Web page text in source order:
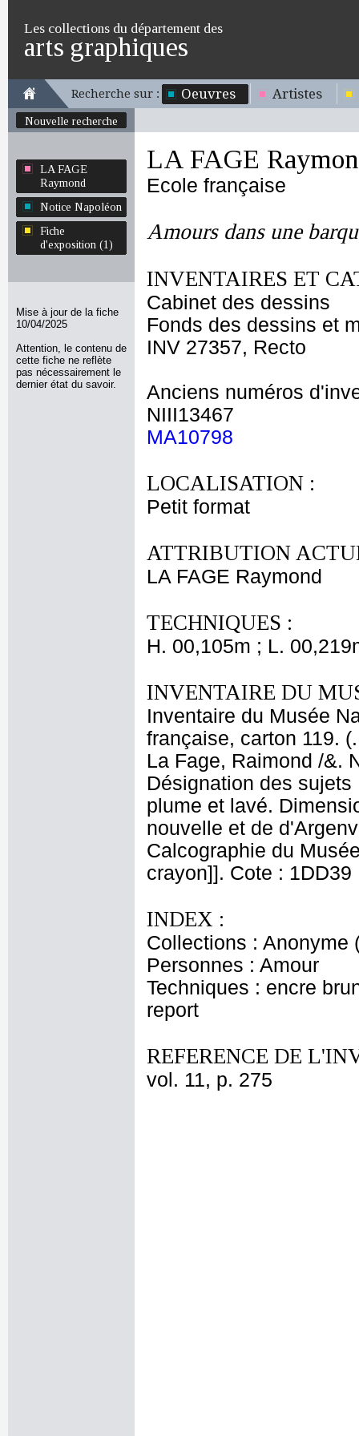
Les collections du département des
arts graphiques
Recherche sur : Oeuvres Artistes
Nouvelle recherche
LA FAGE
Raymond
Notice Napoléon
Fiche
d'exposition (1)
Mise à jour de la fiche
10/04/2025
Attention, le contenu de
cette fiche ne reflète
pas nécessairement le
dernier état du savoir.
LA FAGE
Ecole française
Amours dans une
INVENTAIRES ET
Cabinet des dessins
Fonds des dessins et
INV 27357, Recto
Anciens numéros
NIII13467
MA10798
LOCALISATION :
Petit format
ATTRIBUTION
LA FAGE Raymond
TECHNIQUES :
H. 00,105m ; L.
INVENTAIRE DU
Inventaire du Musée
française, carton 119.
La Fage, Raimond /&.
Désignation des
plume et lavé.
nouvelle et de
Calcographie du
crayon]]. Cote : 1DD39
INDEX :
Collections : Anonyme
Personnes : Amour
Techniques : encre
report
REFERENCE DE
vol. 11, p. 275